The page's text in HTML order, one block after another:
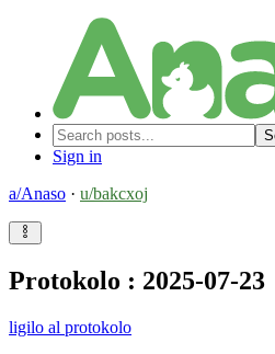
Sign in
a/Anaso · u/bakcxoj
Protokolo : 2025-07-23
ligilo al protokolo